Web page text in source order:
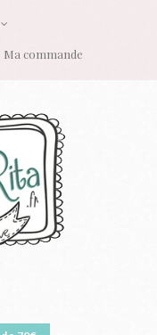
Ma commande